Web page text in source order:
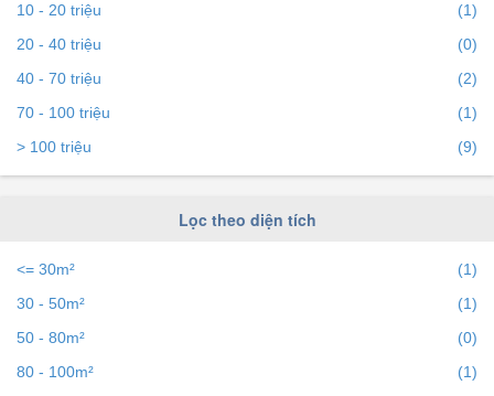
tin Cho thuê nhà đất miễn phí
hàng ngàn người mỗi ngày.
10 - 20 triệu
(1)
20 - 40 triệu
(0)
40 - 70 triệu
(2)
70 - 100 triệu
(1)
> 100 triệu
(9)
Lọc theo diện tích
<= 30m²
(1)
30 - 50m²
(1)
50 - 80m²
(0)
80 - 100m²
(1)